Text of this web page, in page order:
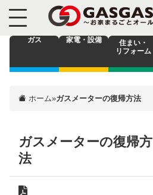
ガス 家電・設備
住まい・
リフォーム
ホーム»ガスメーターの復帰方法
ガスメーターの復帰方
法